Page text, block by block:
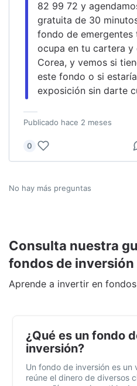
82 99 72 y
gratuita de 30
fondo de emergentes
ocupa en tu cartera y
Corea, y vemos si
este fondo o si
exposición sin darte
Publicado hace 2 meses
0
No hay más preguntas
Consulta nuestra
fondos de inversión
Aprende a invertir en
¿Qué es un fondo
inversión?
Un fondo de inversión es un
reúne el dinero de diversos